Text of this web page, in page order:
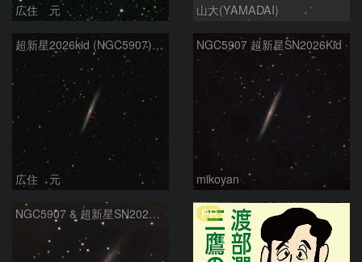
広住 元 山大(YAMADAI)
超新星2026kid (NGC5907) 5/17
広住 元
NGC5907 超新星SN2026Kid
mikoyan
NGC5907 & 超新星SN2026kid PR